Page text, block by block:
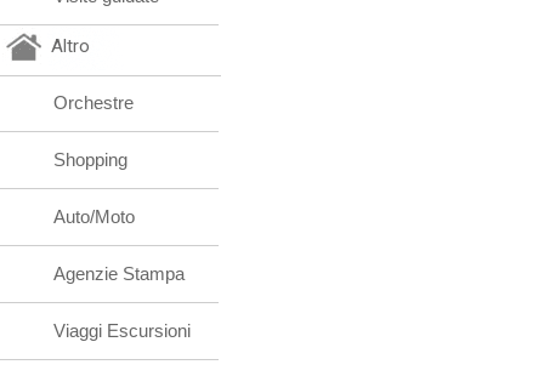
Altro
Orchestre
Shopping
Auto/Moto
Agenzie Stampa
Viaggi Escursioni